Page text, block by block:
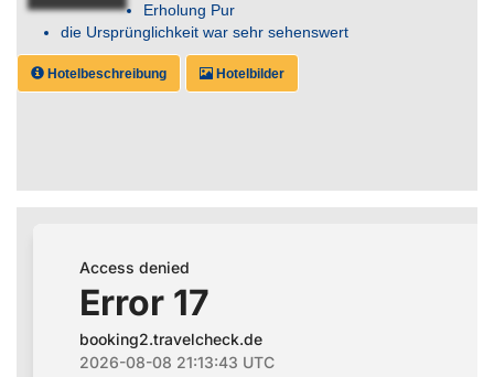
Erholung Pur
die Ursprünglichkeit war sehr sehenswert
Hotelbeschreibung Hotelbilder